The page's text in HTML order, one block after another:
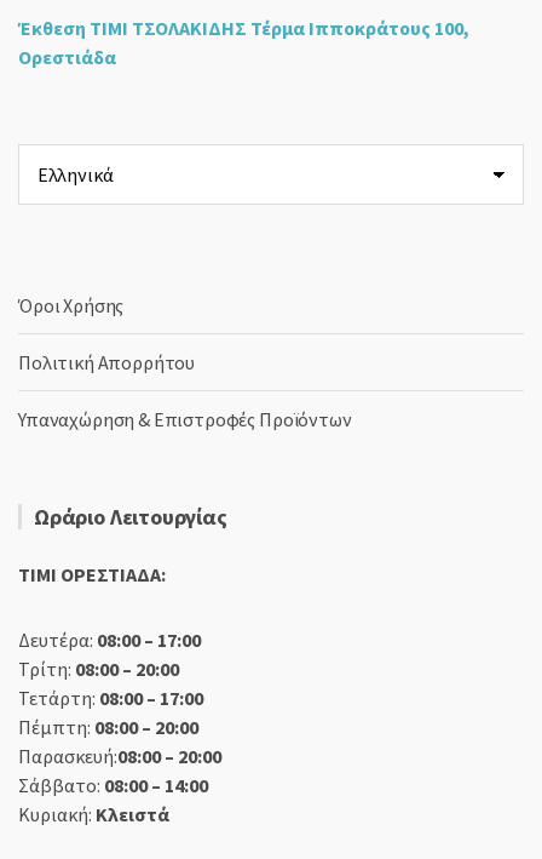
Έκθεση ΤΙΜΙ ΤΣΟΛΑΚΙΔΗΣ Τέρμα Ιπποκράτους 100,
Ορεστιάδα
μια
γλώσσα
Όροι Χρήσης
Πολιτική Απορρήτου
Υπαναχώρηση & Επιστροφές Προϊόντων
Ωράριο Λειτουργίας
TIMI ΟΡΕΣΤΙΑΔΑ:
Δευτέρα: 08:00 – 17:00
Τρίτη: 08:00 – 20:00
Τετάρτη: 08:00 – 17:00
Πέμπτη: 08:00 – 20:00
Παρασκευή:08:00 – 20:00
Σάββατο: 08:00 – 14:00
Κυριακή: Κλειστά